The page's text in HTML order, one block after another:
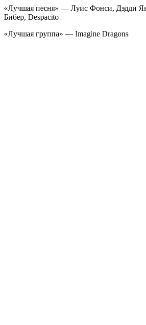
«Лучшая песня» — Луис Фонси, Дэдди
Бибер, Despacito
«Лучшая группа» — Imagine Dragons